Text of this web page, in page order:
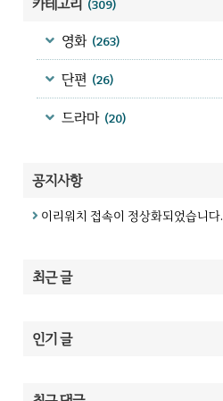
카테고리 (309)
영화 (263)
단편 (26)
드라마 (20)
공지사항
이리워치 접속이 정상화되었습니다.
최근 글
인기 글